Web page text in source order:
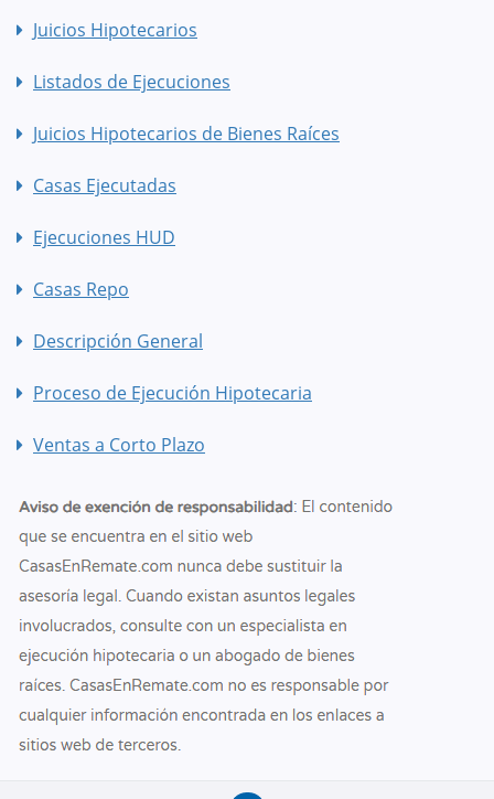
Juicios Hipotecarios
Listados de Ejecuciones
Juicios Hipotecarios de Bienes Raíces
Casas Ejecutadas
Ejecuciones HUD
Casas Repo
Descripción General
Proceso de Ejecución Hipotecaria
Ventas a Corto Plazo